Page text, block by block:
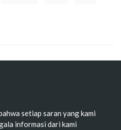
setiap saran yang kami
informasi dari kami